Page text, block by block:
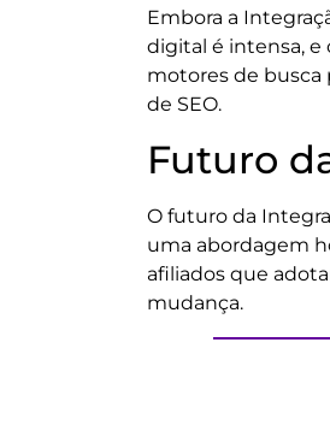
Embora a
digital é intensa, e
motores de busca
de SEO.
Futuro
O futuro da
uma abordagem
afiliados que
mudança.